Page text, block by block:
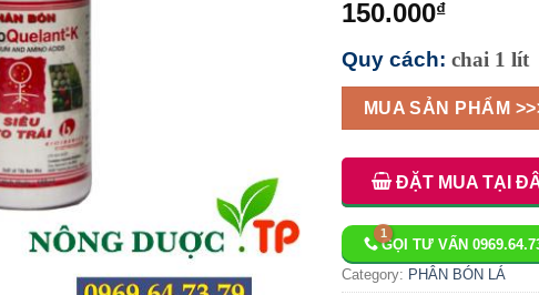
150.000₫
Quy cách: chai 1 lít
MUA SẢN PHẨM
ĐẶT MUA TẠI
GỌI TƯ VẤN
Category: PHÂN BÓN LÁ